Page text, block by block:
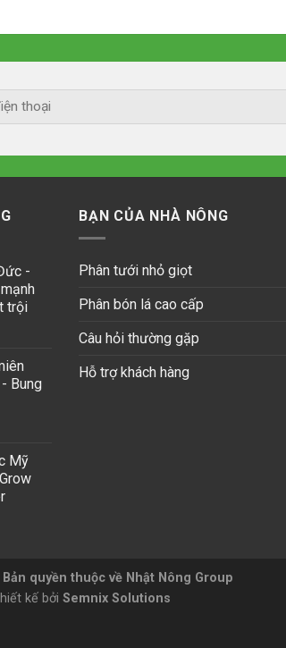
-
trội
Bung
Mỹ
BẠN CỦA NHÀ NÔNG
Phân tưới nhỏ giọt
Phân bón lá cao cấp
Câu hỏi thường gặp
Hỗ trợ khách hàng
Bản quyền thuộc về Nhật Nông Group
kế bởi Semnix Solutions